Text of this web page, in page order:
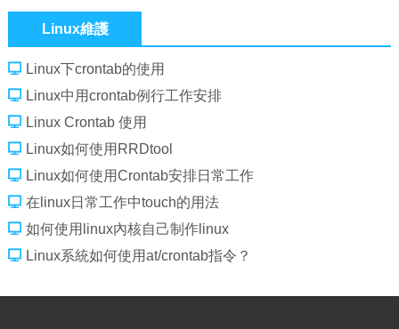
Linux維護
Linux下crontab的使用
Linux中用crontab例行工作安排
Linux Crontab 使用
Linux如何使用RRDtool
Linux如何使用Crontab安排日常工作
在linux日常工作中touch的用法
如何使用linux內核自己制作linux
Linux系統如何使用at/crontab指令？